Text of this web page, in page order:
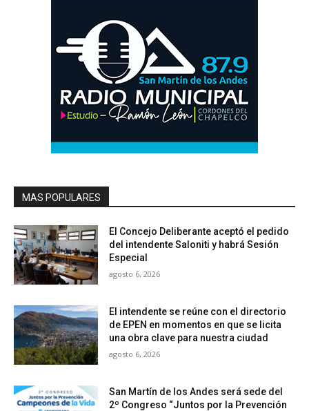
MAS POPULARES
El Concejo Deliberante aceptó el pedido
del intendente Saloniti y habrá Sesión
Especial
agosto 6, 2026
El intendente se reúne con el directorio
de EPEN en momentos en que se licita
una obra clave para nuestra ciudad
agosto 6, 2026
San Martín de los Andes será sede del
2º Congreso “Juntos por la Prevención